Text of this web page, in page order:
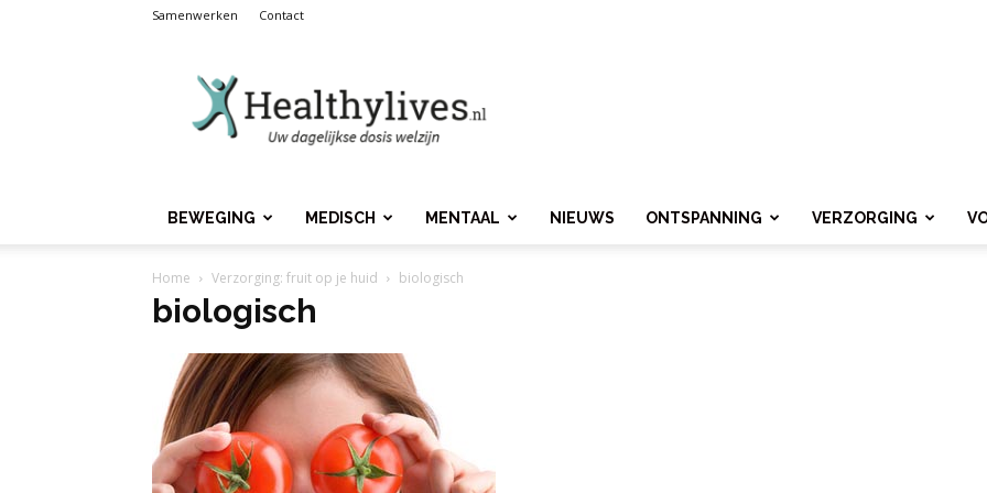
Samenwerken Contact
BEWEGING MEDISCH MENTAAL NIEUWS ONTSPANNING VERZORGING
Home Verzorging: fruit op je huid biologisch
biologisch